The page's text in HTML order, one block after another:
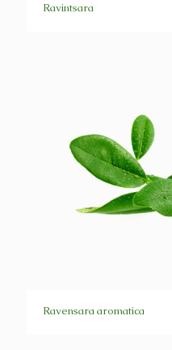
Ravintsara
Ravensara aromatica